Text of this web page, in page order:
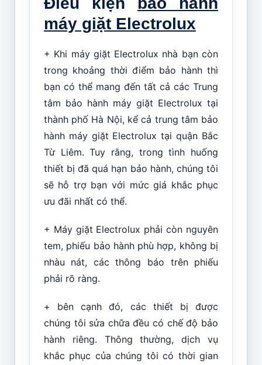
máy giặt Electrolux
+ Khi máy giặt Electrolux nhà bạn còn
trong khoảng thời điểm bảo hành thì
bạn có thể mang đến tất cả các Trung
tâm bảo hành máy giặt Electrolux tại
thành phố Hà Nội, kể cả trung tâm bảo
hành máy giặt Electrolux tại quận Bắc
Từ Liêm. Tuy rằng, trong tình huống
thiết bị đã quá hạn bảo hành, chúng tôi
sẽ hỗ trợ bạn với mức giá khắc phục
ưu đãi nhất có thể.
+ Máy giặt Electrolux phải còn nguyên
tem, phiếu bảo hành phù hợp, không bị
nhàu nát, các thông báo trên phiếu
phải rõ ràng.
+ bên cạnh đó, các thiết bị được
chúng tôi sửa chữa đều có chế độ bảo
hành riêng. Thông thường, dịch vụ
khắc phục của chúng tôi có thời gian